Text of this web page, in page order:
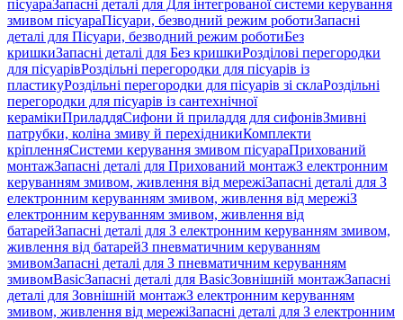
пісуараЗапасні деталі для Для інтегрованої системи керування
змивом пісуараПісуари, безводний режим роботиЗапасні
деталі для Пісуари, безводний режим роботиБез
кришкиЗапасні деталі для Без кришкиРозділові перегородки
для пісуарівРоздільні перегородки для пісуарів із
пластикуРоздільні перегородки для пісуарів зі склаРоздільні
перегородки для пісуарів із сантехнічної
керамікиПриладдяСифони й приладдя для сифонівЗмивні
патрубки, коліна змиву й перехідникиКомплекти
кріпленняСистеми керування змивом пісуараПрихований
монтажЗапасні деталі для Прихований монтажЗ електронним
керуванням змивом, живлення від мережіЗапасні деталі для З
електронним керуванням змивом, живлення від мережіЗ
електронним керуванням змивом, живлення від
батарейЗапасні деталі для З електронним керуванням змивом,
живлення від батарейЗ пневматичним керуванням
змивомЗапасні деталі для З пневматичним керуванням
змивомBasicЗапасні деталі для BasicЗовнішній монтажЗапасні
деталі для Зовнішній монтажЗ електронним керуванням
змивом, живлення від мережіЗапасні деталі для З електронним